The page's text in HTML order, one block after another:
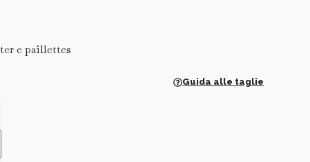
e paillettes
Guida alle taglie